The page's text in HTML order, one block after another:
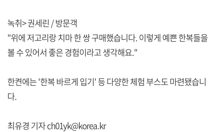
녹취> 권세린 / 방문객
"위에 저고리랑 치마 한 쌍 구매했습니다. 이렇게 예쁜 한복들을
볼 수 있어서 좋은 경험이라고 생각해요."
한켠에는 '한복 바르게 입기' 등 다양한 체험 부스도 마련됐습니
다.
최유경 기자 ch01yk@korea.kr